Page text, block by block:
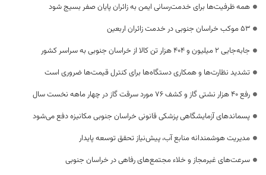
همه ظرفیت‌ها برای خدمت‌رسانی ایمن به زائران پایان صفر بسیج شود
53 موکب خراسان جنوبی در خدمت زائران اربعین
جابه‌جایی 2 میلیون و 404 هزار تن کالا از خراسان جنوبی به سراسر کشور
تشدید نظارت‌ها و همکاری دستگاه‌ها برای کنترل قیمت‌ها ضروری است
رفع 40 هزار نشتی گاز و کشف 76 مورد سرقت گاز در چهار ماهه نخست سال
پسماندهای آزمایشگاهی پزشکی قانونی خراسان جنوبی مکانیزه دفع می‌شود
مدیریت هوشمندانه منابع آب، پیش‌نیاز تحقق توسعه پایدار
سرعت‌های غیرمجاز و خلاء مجتمع‌های رفاهی در خراسان جنوبی